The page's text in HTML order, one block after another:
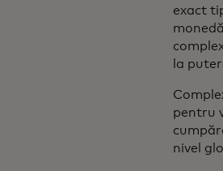
exact
la
pentru
nivel